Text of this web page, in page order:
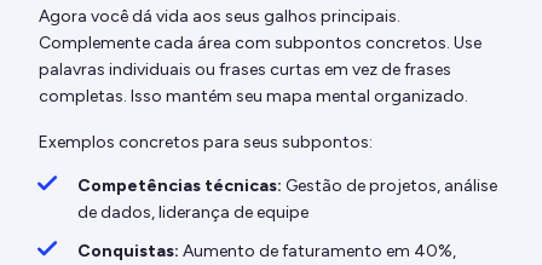
Agora você dá vida aos seus galhos principais.
Complemente cada área com subpontos concretos. Use
palavras individuais ou frases curtas em vez de frases
completas. Isso mantém seu mapa mental organizado.
Exemplos concretos para seus subpontos:
Competências técnicas: Gestão de projetos, análise
de dados, liderança de equipe
Conquistas: Aumento de faturamento em 40%,